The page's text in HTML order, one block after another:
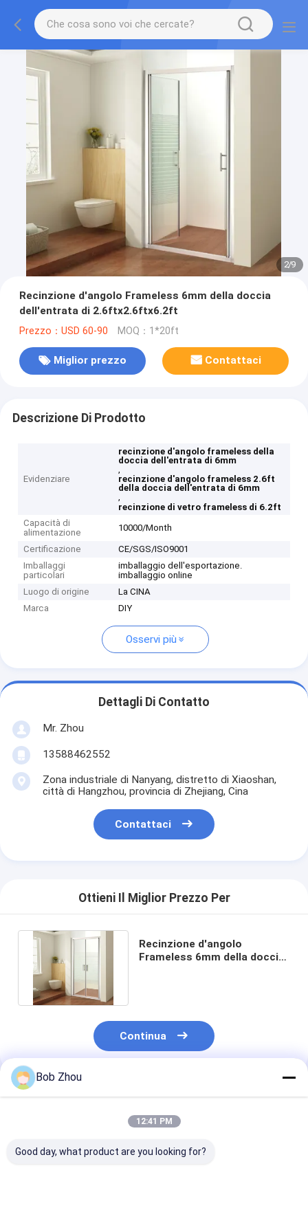
2/9
Recinzione d'angolo Frameless 6mm della doccia
dell'entrata di 2.6ftx2.6ftx6.2ft
Prezzo：USD 60-90 MOQ：1*20ft
Miglior prezzo Contattaci
Descrizione Di Prodotto
Evidenziare
recinzione d'angolo frameless della
doccia dell'entrata di 6mm
,
recinzione d'angolo frameless 2.6ft
della doccia dell'entrata di 6mm
,
recinzione di vetro frameless di 6.2ft
Capacità di
alimentazione
10000/Month
Certificazione
CE/SGS/ISO9001
Imballaggi
particolari
imballaggio dell'esportazione.
imballaggio online
Luogo di origine
La CINA
Marca
DIY
Osservi più
Dettagli Di Contatto
Mr. Zhou
13588462552
Zona industriale di Nanyang, distretto di Xiaoshan,
città di Hangzhou, provincia di Zhejiang, Cina
Contattaci
Ottieni Il Miglior Prezzo Per
Recinzione d'angolo
Frameless 6mm della doccia
Continua
Prodotti Raccomandati
Bob Zhou
12:41 PM
Good day, what product are you looking for?